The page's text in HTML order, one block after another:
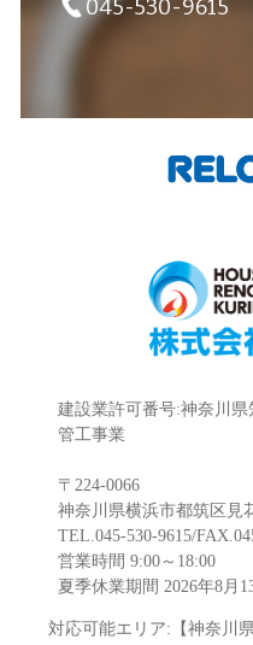
045-530-9615
建設業許可番号:神奈川県
管工事業
〒224-0066
神奈川県横浜市都筑区見
TEL.045-530-9615/
営業時間 9:00～18:00
夏季休業期間 2026年8月
対応可能エリア:【神奈川